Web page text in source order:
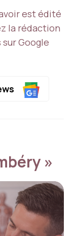
est édité
la rédaction
Google
»